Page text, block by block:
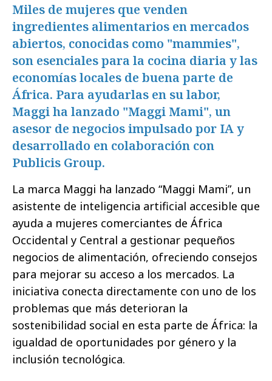
Miles de mujeres que venden
ingredientes alimentarios en mercados
abiertos, conocidas como "mammies",
son esenciales para la cocina diaria y las
economías locales de buena parte de
África. Para ayudarlas en su labor,
Maggi ha lanzado "Maggi Mami", un
asesor de negocios impulsado por IA y
desarrollado en colaboración con
Publicis Group.
La marca Maggi ha lanzado “Maggi Mami”, un
asistente de inteligencia artificial accesible que
ayuda a mujeres comerciantes de África
Occidental y Central a gestionar pequeños
negocios de alimentación, ofreciendo consejos
para mejorar su acceso a los mercados. La
iniciativa conecta directamente con uno de los
problemas que más deterioran la
sostenibilidad social en esta parte de África: la
igualdad de oportunidades por género y la
inclusión tecnológica.